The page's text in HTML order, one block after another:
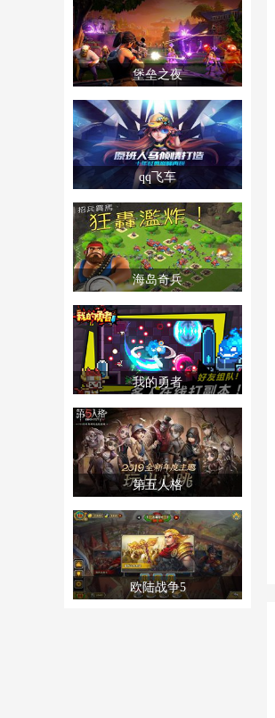
堡垒之夜
qq飞车
海岛奇兵
我的勇者
第五人格
欧陆战争5